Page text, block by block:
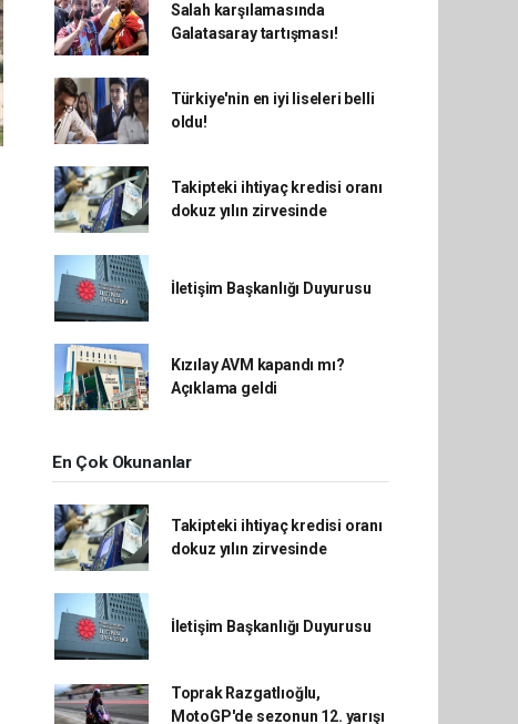
Salah karşılamasında
Galatasaray tartışması!
Türkiye'nin en iyi liseleri belli
oldu!
Takipteki ihtiyaç kredisi oranı
dokuz yılın zirvesinde
İletişim Başkanlığı Duyurusu
Kızılay AVM kapandı mı?
Açıklama geldi
En Çok Okunanlar
Takipteki ihtiyaç kredisi oranı
dokuz yılın zirvesinde
İletişim Başkanlığı Duyurusu
Toprak Razgatlıoğlu,
MotoGP'de sezonun 12. yarışı